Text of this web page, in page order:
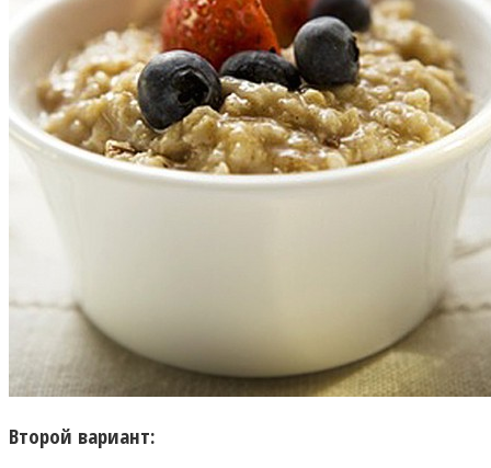
Второй вариант: